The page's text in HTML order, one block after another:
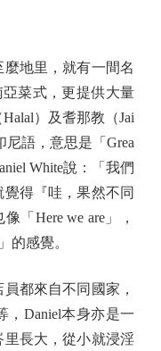
地里，就有一間名
菜式，更提供大量
）及耆那教（Jai
語，意思是「Grea
White說：「我們
得『哇，果然不同
「Here we are」，
的感覺。
都來自不同國家，
，Daniel本身亦是一
長大，從小就浸淫